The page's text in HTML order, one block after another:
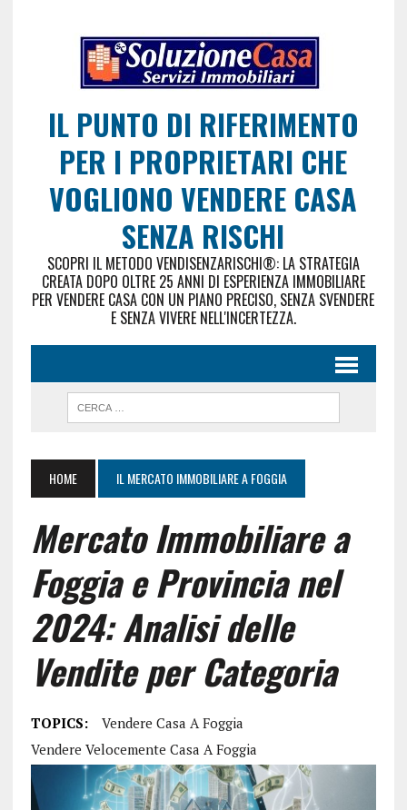
IL PUNTO DI RIFERIMENTO
PER I PROPRIETARI CHE
VOGLIONO VENDERE CASA
SENZA RISCHI
SCOPRI IL METODO VENDISENZARISCHI®: LA STRATEGIA
CREATA DOPO OLTRE 25 ANNI DI ESPERIENZA IMMOBILIARE
PER VENDERE CASA CON UN PIANO PRECISO, SENZA SVENDERE
E SENZA VIVERE NELL'INCERTEZZA.
HOME IL MERCATO IMMOBILIARE A FOGGIA
Mercato Immobiliare a
Foggia e Provincia nel
2024: Analisi delle
Vendite per Categoria
TOPICS:
Vendere Casa A Foggia
Vendere Velocemente Casa A Foggia